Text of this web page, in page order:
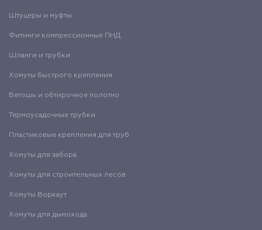
Штуцеры и муфты
Фитинги компрессионные ПНД
Шланги и трубки
Хомуты быстрого крепления
Ветошь и обтирочное полотно
Термоусадочные трубки
Пластиковые крепления для труб
Хомуты для забора
Хомуты для строительных лесов
Хомуты Воркаут
Хомуты для дымохода